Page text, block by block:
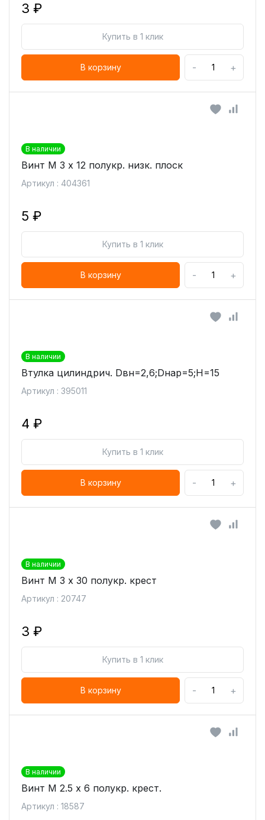
3 ₽
Купить в 1 клик
В корзину - +
В наличии
Винт М 3 х 12 полукр. низк. плоск
Артикул : 404361
5 ₽
Купить в 1 клик
В корзину - +
В наличии
Втулка цилиндрич. Dвн=2,6;Dнар=5;H=15
Артикул : 395011
4 ₽
Купить в 1 клик
В корзину - +
В наличии
Винт М 3 х 30 полукр. крест
Артикул : 20747
3 ₽
Купить в 1 клик
В корзину - +
В наличии
Винт М 2.5 х 6 полукр. крест.
Артикул : 18587